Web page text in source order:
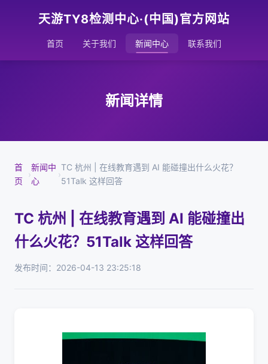
天游TY8检测中心·(中国)官方网站
首页 关于我们 新闻中心 联系我们
新闻详情
首
页
›
新闻中
心
›
TC 杭州 | 在线教育遇到 AI 能碰撞出什么火花？
51Talk 这样回答
TC 杭州 | 在线教育遇到 AI 能碰撞出
什么火花？51Talk 这样回答
发布时间：2026-04-13 23:25:18